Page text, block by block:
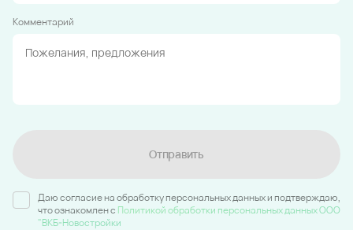
Комментарий
Отправить
Даю согласие на обработку персональных данных и подтверждаю,
что ознакомлен c Политикой обработки персональных данных ООО
"ВКБ-Новостройки